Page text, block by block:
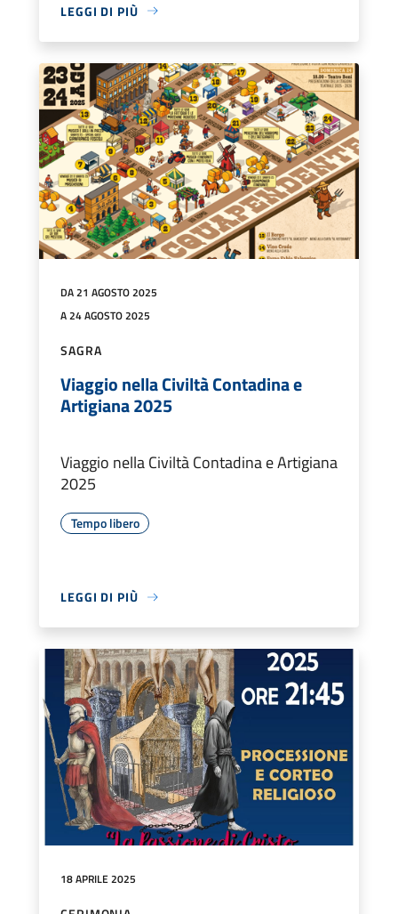
LEGGI DI PIÙ
DA 21 AGOSTO 2025
A 24 AGOSTO 2025
SAGRA
Viaggio nella Civiltà Contadina e
Artigiana 2025
Viaggio nella Civiltà Contadina e Artigiana
2025
Tempo libero
LEGGI DI PIÙ
18 APRILE 2025